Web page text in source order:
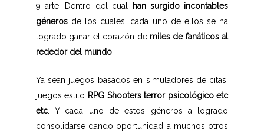
9 arte. Dentro del cual
han surgido incontables
géneros de los cuales, cada uno de ellos se ha
logrado ganar el corazón demiles de fanáticos al
rededor del mundo.
Ya sean juegos basados en simuladores de citas,
juegos estilo RPG Shooters terror psicológico etc
etc. Y cada uno de estos géneros a logrado
consolidarse dando oportunidad a muchos otros